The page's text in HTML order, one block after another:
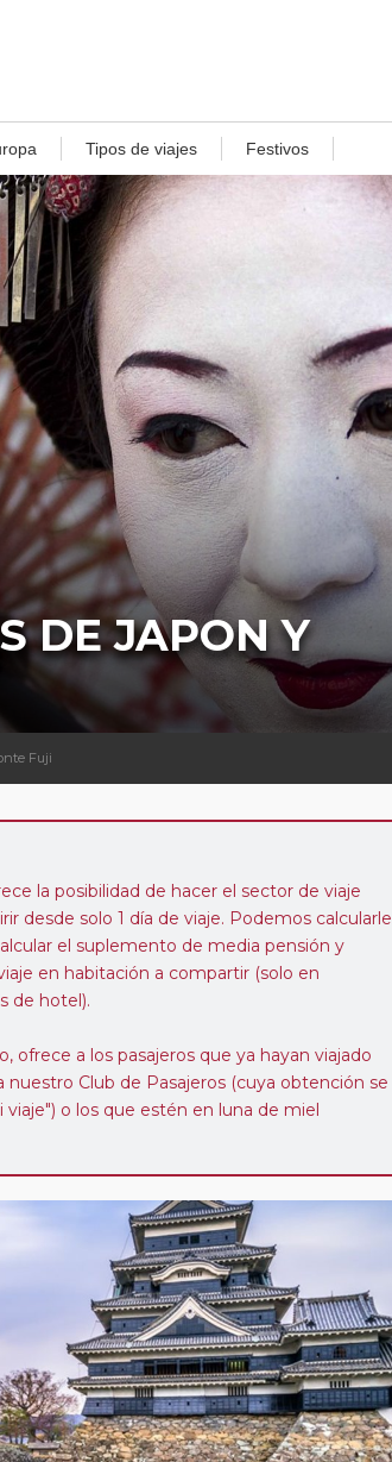
Tipos de viajes Festivos
DE JAPON Y
Fuji
la posibilidad de hacer el sector de viaje
desde solo 1 día de viaje. Podemos calcularle
el suplemento de media pensión y
en habitación a compartir (solo en
de hotel).
ofrece a los pasajeros que ya hayan viajado
Club de Pasajeros (cuya obtención se
o los que estén en luna de miel